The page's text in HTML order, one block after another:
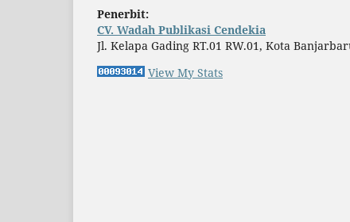
Penerbit:
CV. Wadah Publikasi Cendekia
Jl. Kelapa Gading RT.01 RW.01, Kota
View My Stats